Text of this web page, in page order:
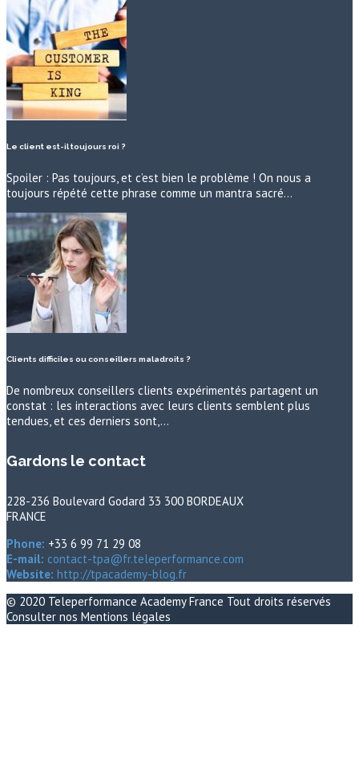
Le client est-il toujours roi ?
Spoiler : Pas toujours, et c’est bien le problème ! On nous a
toujours répété cette phrase comme un mantra sacré…
Clients difficiles ou conseillers maladroits ?
De nombreux conseillers clients expérimentés partagent un
constat : les interactions avec leurs clients semblent plus
tendues, et ces derniers sont,…
Gardons le contact
228-236 Boulevard Godard 33 300 BORDEAUX
FRANCE
Phone: +33 6 99 71 29 08
E-mail: contact-tpa@fr.teleperformance.com
Website: http://tpacademy-blog.fr
© 2020 Teleperformance Academy France Tout droits réservés
Consulter nos Mentions légales